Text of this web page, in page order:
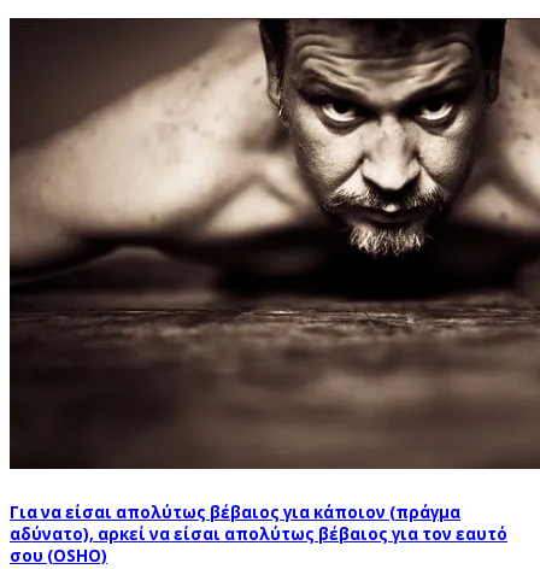
Για να είσαι απολύτως βέβαιος για κάποιον (πράγμα
αδύνατο), αρκεί να είσαι απολύτως βέβαιος για τον εαυτό
σου (OSHO)